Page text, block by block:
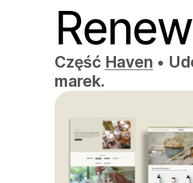
Renew
Część Haven •
marek.